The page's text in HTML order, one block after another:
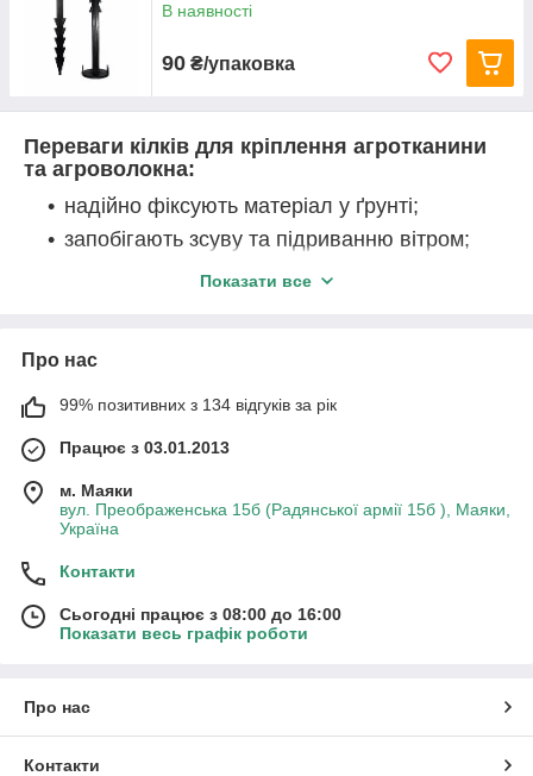
В наявності
90 ₴/упаковка
Переваги кілків для кріплення агротканини
та агроволокна:
надійно фіксують матеріал у ґрунті;
запобігають зсуву та підриванню вітром;
підходять для агротканини, агроволокна
стійкі до вологи, сонця та перепадів
багаторазове використання.
Як обрати кілки:
Пластикові кілки
зручні для стандартного використання;
інтенсивної експлуатації;
П-подібні або анкерні
— для міцного
притискання країв і стиків матеріалу.
Показати все
Про нас
99% позитивних з 134 відгуків за рік
Працює з 03.01.2013
м. Маяки
вул. Преображенська 15б (Радянської армії 15б ), Маяки,
Україна
Контакти
Сьогодні працює з 08:00 до 16:00
Показати весь графік роботи
Про нас
Контакти